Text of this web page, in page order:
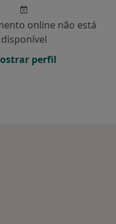
online não está
disponível
perfil